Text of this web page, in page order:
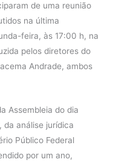
de uma reunião
na última
feira, às 17:00 h, na
pelos diretores do
Andrade, ambos
Assembleia do dia
análise jurídica
Público Federal
por um ano,